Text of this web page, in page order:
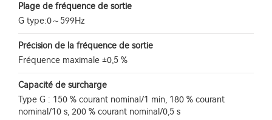
Plage de fréquence de sortie
G type:0～599Hz
Précision de la fréquence de sortie
Fréquence maximale ±0,5 %
Capacité de surcharge
Type G : 150 % courant nominal/1 min, 180 % courant
nominal/10 s, 200 % courant nominal/0,5 s